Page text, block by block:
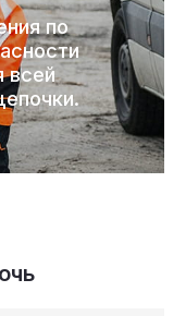
по